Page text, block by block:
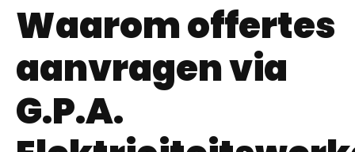
Waarom offertes
aanvragen via
G.P.A.